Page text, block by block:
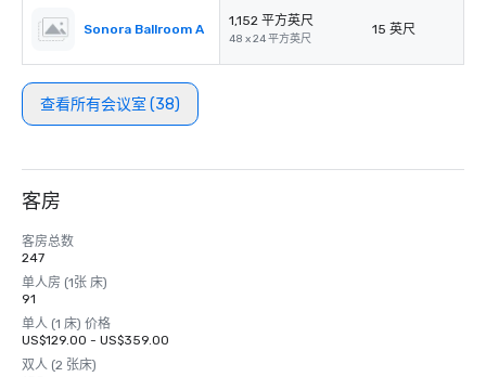
Sonora Ballroom A
1,152 平方英尺
48 x 24 平方英尺
15 英尺
查看所有会议室 (38)
客房
客房总数
247
单人房 (1张 床)
91
单人 (1 床) 价格
US$129.00 - US$359.00
双人 (2 张床)